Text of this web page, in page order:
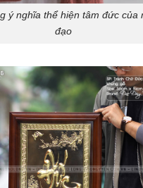
ý nghĩa thể hiện tâm đức của
đạo